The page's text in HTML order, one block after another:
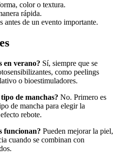
color o textura.
rápida.
antes de un evento importante.
en verano? Sí, siempre que se
como peelings
o bioestimuladores.
de manchas? No. Primero es
de mancha para elegir la
rebote.
funcionan? Pueden mejorar la piel,
cuando se combinan con